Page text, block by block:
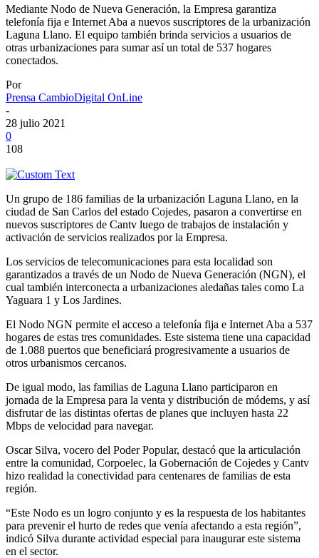
Mediante Nodo de Nueva Generación, la Empresa garantiza
telefonía fija e Internet Aba a nuevos suscriptores de la urbanización
Laguna Llano. El equipo también brinda servicios a usuarios de
otras urbanizaciones para sumar así un total de 537 hogares
conectados.
Por
Prensa CambioDigital OnLine
-
28 julio 2021
0
108
Un grupo de 186 familias de la urbanización Laguna Llano, en la
ciudad de San Carlos del estado Cojedes, pasaron a convertirse en
nuevos suscriptores de Cantv luego de trabajos de instalación y
activación de servicios realizados por la Empresa.
Los servicios de telecomunicaciones para esta localidad son
garantizados a través de un Nodo de Nueva Generación (NGN), el
cual también interconecta a urbanizaciones aledañas tales como La
Yaguara 1 y Los Jardines.
El Nodo NGN permite el acceso a telefonía fija e Internet Aba a 537
hogares de estas tres comunidades. Este sistema tiene una capacidad
de 1.088 puertos que beneficiará progresivamente a usuarios de
otros urbanismos cercanos.
De igual modo, las familias de Laguna Llano participaron en
jornada de la Empresa para la venta y distribución de módems, y así
disfrutar de las distintas ofertas de planes que incluyen hasta 22
Mbps de velocidad para navegar.
Oscar Silva, vocero del Poder Popular, destacó que la articulación
entre la comunidad, Corpoelec, la Gobernación de Cojedes y Cantv
hizo realidad la conectividad para centenares de familias de esta
región.
“Este Nodo es un logro conjunto y es la respuesta de los habitantes
para prevenir el hurto de redes que venía afectando a esta región”,
indicó Silva durante actividad especial para inaugurar este sistema
en el sector.